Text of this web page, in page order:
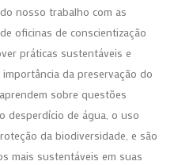
nosso trabalho com as
oficinas de conscientização
práticas sustentáveis e
da preservação do
sobre questões
desperdício de água, o uso
da biodiversidade, e são
mais sustentáveis em suas